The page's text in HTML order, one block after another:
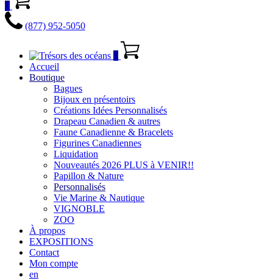
0
(877) 952-5050
0
Accueil
Boutique
Bagues
Bijoux en présentoirs
Créations Idées Personnalisés
Drapeau Canadien & autres
Faune Canadienne & Bracelets
Figurines Canadiennes
Liquidation
Nouveautés 2026 PLUS à VENIR!!
Papillon & Nature
Personnalisés
Vie Marine & Nautique
VIGNOBLE
ZOO
À propos
EXPOSITIONS
Contact
Mon compte
en